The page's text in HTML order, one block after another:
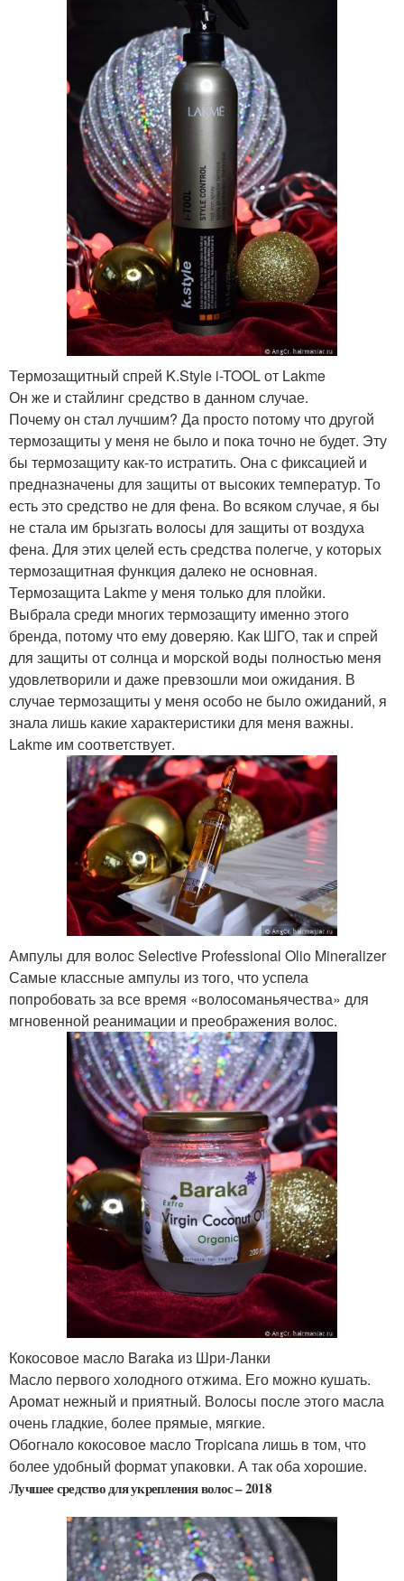
Термозащитный спрей K.Style i-TOOL от Lakme
Он же и стайлинг средство в данном случае.
Почему он стал лучшим? Да просто потому что другой
термозащиты у меня не было и пока точно не будет. Эту
бы термозащиту как-то истратить. Она с фиксацией и
предназначены для защиты от высоких температур. То
есть это средство не для фена. Во всяком случае, я бы
не стала им брызгать волосы для защиты от воздуха
фена. Для этих целей есть средства полегче, у которых
термозащитная функция далеко не основная.
Термозащита Lakme у меня только для плойки.
Выбрала среди многих термозащиту именно этого
бренда, потому что ему доверяю. Как ШГО, так и спрей
для защиты от солнца и морской воды полностью меня
удовлетворили и даже превзошли мои ожидания. В
случае термозащиты у меня особо не было ожиданий, я
знала лишь какие характеристики для меня важны.
Lakme им соответствует.
Ампулы для волос Selective Professional Olio Mineralizer
Самые классные ампулы из того, что успела
попробовать за все время «волосоманьячества» для
мгновенной реанимации и преображения волос.
Кокосовое масло Baraka из Шри-Ланки
Масло первого холодного отжима. Его можно кушать.
Аромат нежный и приятный. Волосы после этого масла
очень гладкие, более прямые, мягкие.
Обогнало кокосовое масло Tropicana лишь в том, что
более удобный формат упаковки. А так оба хорошие.
Лучшее средство для укрепления волос – 2018